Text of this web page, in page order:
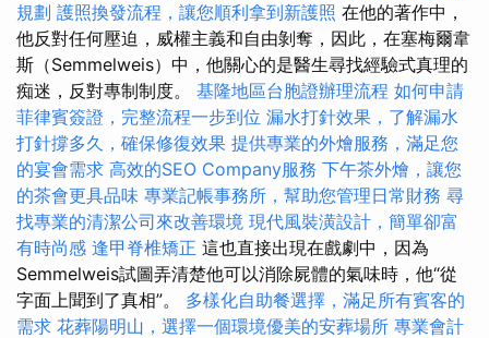
規劃 護照換發流程，讓您順利拿到新護照 在他的著作中，
他反對任何壓迫，威權主義和自由剝奪，因此，在塞梅爾韋
斯（Semmelweis）中，他關心的是醫生尋找經驗式真理的
痴迷，反對專制制度。 基隆地區台胞證辦理流程 如何申請
菲律賓簽證，完整流程一步到位 漏水打針效果，了解漏水
打針撐多久，確保修復效果 提供專業的外燴服務，滿足您
的宴會需求 高效的SEO Company服務 下午茶外燴，讓您
的茶會更具品味 專業記帳事務所，幫助您管理日常財務 尋
找專業的清潔公司來改善環境 現代風裝潢設計，簡單卻富
有時尚感 逢甲脊椎矯正 這也直接出現在戲劇中，因為
Semmelweis試圖弄清楚他可以消除屍體的氣味時，他“從
字面上聞到了真相”。 多樣化自助餐選擇，滿足所有賓客的
需求 花葬陽明山，選擇一個環境優美的安葬場所 專業會計